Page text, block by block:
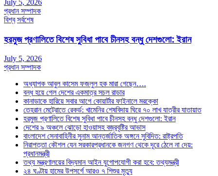
July 5, 2026
প্রধান সম্পাদক
বিশ্ব সর্বশেষ
হরমুজ প্রণালিতে বিশেষ সুবিধা পাবে চীনসহ বন্ধু দেশগুলো: ইরান
July 5, 2026
প্রধান সম্পাদক
অধ্যাপক আবুল কাসেম ফজলুল হক মারা গেছেন….
বন্ধ হয়ে গেল দেশের একমাত্র সচল রাডার
কানাডাকে হারিয়ে সবার আগে কোয়ার্টার ফাইনালে মরক্কো
তেহরান মেট্রোতে রেকর্ড: খামেনির শেষবিদায় ঘিরে ৭০ লাখ যাত্রীর যাতায়াত
হরমুজ প্রণালিতে বিশেষ সুবিধা পাবে চীনসহ বন্ধু দেশগুলো: ইরান
দেশের ৯ অঞ্চলে ঝোড়ো হাওয়াসহ বজ্রবৃষ্টির আভাস
বাংলাদেশ সেনাবাহিনীর সুনাম আন্তর্জাতিক অঙ্গনে সুবিদিত: রাষ্ট্রপতি
নিরাপত্তা কৌশল যেন সরকারপ্রধানকে জনগণ থেকে দূরে ঠেলে না দেয়:
প্রধানমন্ত্রী
তথ্য মন্ত্রণালয়ের বিদ্যমান আইন যুগোপযোগী করা হবে: তথ্যমন্ত্রী
২৪ ঘণ্টায় হামের উপসর্গে আরও ৭ শিশুর মৃত্যু